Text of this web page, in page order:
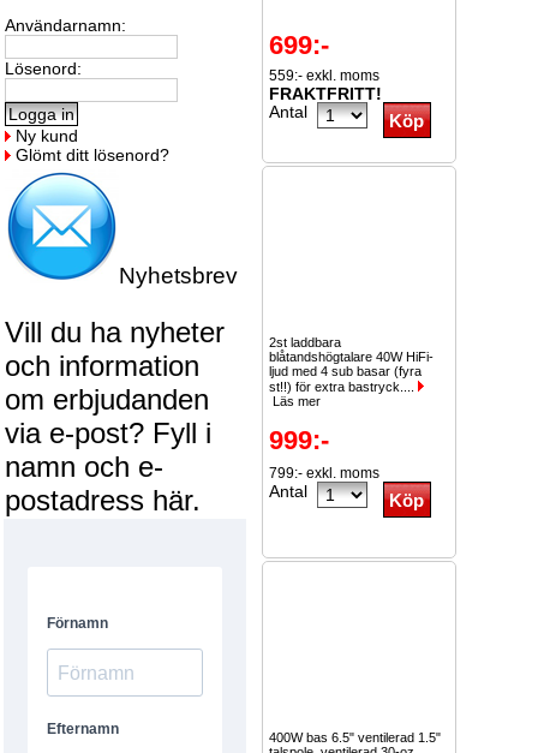
Användarnamn:
Lösenord:
Ny kund
Glömt ditt lösenord?
Nyhetsbrev
Vill du ha nyheter
och information
om erbjudanden
via e-post? Fyll i
namn och e-
postadress här.
699:-
559:- exkl. moms
FRAKTFRITT!
Antal
2st laddbara
blåtandshögtalare 40W HiFi-
ljud med 4 sub basar (fyra
st!!) för extra bastryck....
Läs mer
999:-
799:- exkl. moms
Antal
400W bas 6.5" ventilerad 1.5"